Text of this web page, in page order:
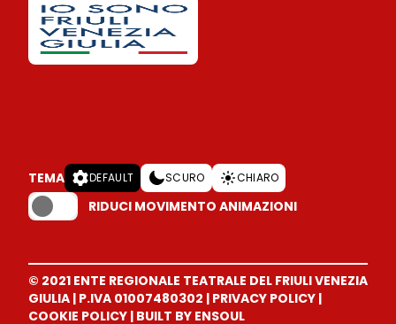
TEMA DEFAULT SCURO CHIARO
RIDUCI MOVIMENTO ANIMAZIONI
© 2021 ENTE REGIONALE TEATRALE DEL FRIULI VENEZIA
GIULIA | P.IVA 01007480302 | PRIVACY POLICY |
COOKIE POLICY | BUILT BY ENSOUL